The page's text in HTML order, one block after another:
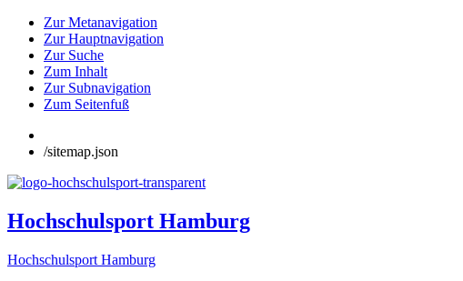
Zur Metanavigation
Zur Hauptnavigation
Zur Suche
Zum Inhalt
Zur Subnavigation
Zum Seitenfuß
/sitemap.json
Hochschulsport Hamburg
Hochschulsport Hamburg